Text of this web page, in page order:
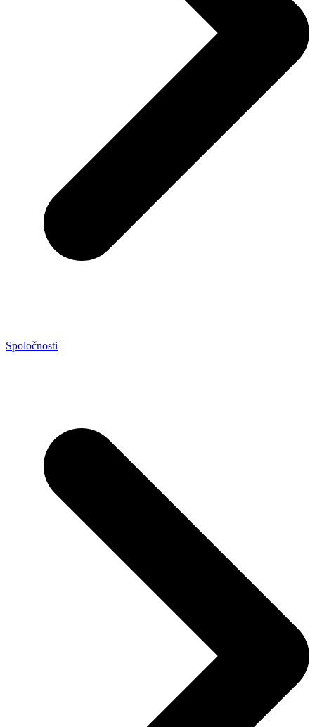
Spoločnosti